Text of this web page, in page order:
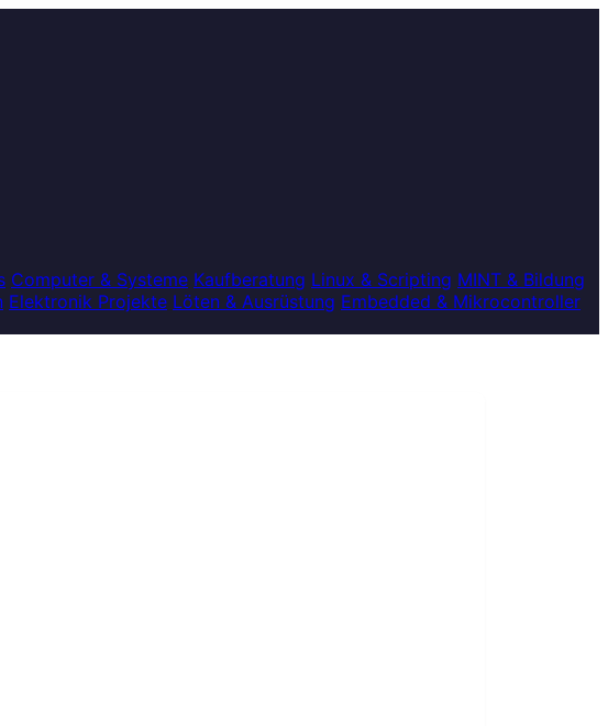
Computer & Systeme Kaufberatung Linux & Scripting MINT & Bildung
Elektronik Projekte Löten & Ausrüstung Embedded & Mikrocontroller